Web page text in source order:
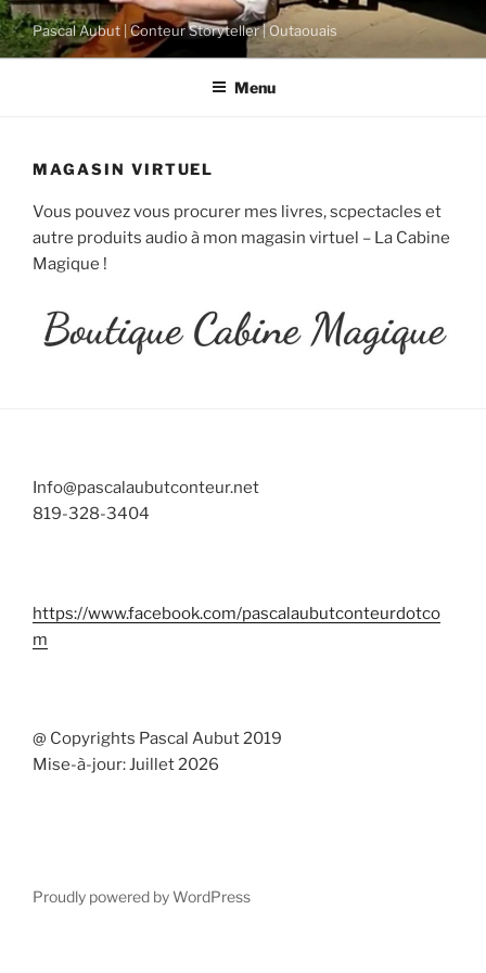
Skip
to
content
Pascal Aubut | Conteur Storyteller | Outaouais
Menu
MAGASIN VIRTUEL
Vous pouvez vous procurer mes livres, scpectacles et
autre produits audio à mon magasin virtuel – La Cabine
Magique !
Info@pascalaubutconteur.net
819-328-3404
https://www.facebook.com/pascalaubutconteurdotco
m
@ Copyrights Pascal Aubut 2019
Mise-à-jour: Juillet 2026
Proudly powered by WordPress